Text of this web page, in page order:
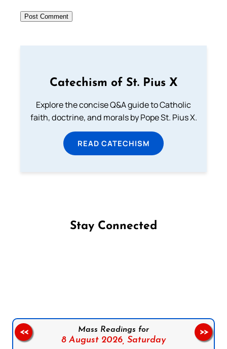
Catechism of St. Pius X
Explore the concise Q&A guide to Catholic
faith, doctrine, and morals by Pope St. Pius X.
READ CATECHISM
Stay Connected
Mass Readings for
8 August 2026, Saturday
<< >>